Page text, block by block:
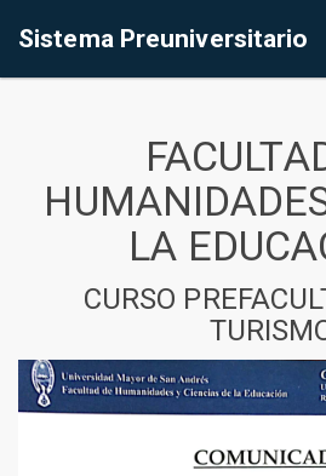
Sistema Preuniversitario
LA
CURSO